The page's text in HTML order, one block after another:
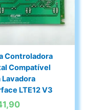
Controladora
Compatível
Lavadora
LTE12 V3